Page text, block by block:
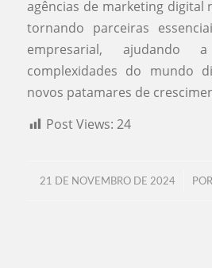
agências de marketing digital
tornando parceiras
empresarial, ajudando
complexidades do mundo
novos patamares de
Post Views: 24
21 DE NOVEMBRO DE 2024
/ POR